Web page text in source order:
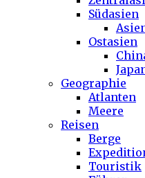
Südasien
Ostasien
Geographie
Atlanten
Meere
Reisen
Berge
Touristik